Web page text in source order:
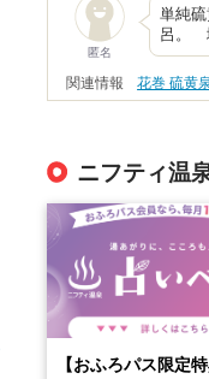
匿名
単純
呂。
関連情報 花巻 硫黄
ニフティ温
【おふろパス限定